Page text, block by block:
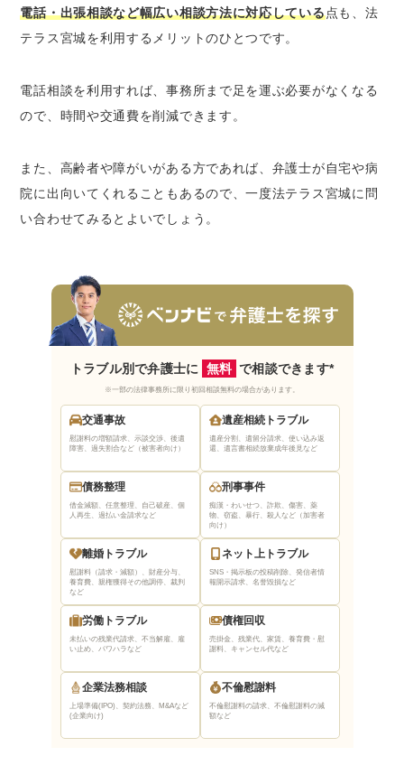
電話・出張相談など幅広い相談方法に対応している点も、法
テラス宮城を利用するメリットのひとつです。
電話相談を利用すれば、事務所まで足を運ぶ必要がなくなる
ので、時間や交通費を削減できます。
また、高齢者や障がいがある方であれば、弁護士が自宅や病
院に出向いてくれることもあるので、一度法テラス宮城に問
い合わせてみるとよいでしょう。
トラブル別で弁護士に 無料 で相談できます*
※一部の法律事務所に限り初回相談無料の場合があります。
交通事故
慰謝料の増額請求、示談交渉、後遺
障害、過失割合など（被害者向け）
遺産相続トラブル
遺産分割、遺留分請求、使い込み返
還、遺言書相続放棄成年後見など
債務整理
借金減額、任意整理、自己破産、個
人再生、過払い金請求など
刑事事件
痴漢・わいせつ、詐欺、傷害、薬
物、窃盗、暴行、殺人など（加害者
向け）
離婚トラブル
慰謝料（請求・減額）、財産分与、
養育費、親権獲得その他調停、裁判
など
ネット上トラブル
SNS・掲示板の投稿削除、発信者情
報開示請求、名誉毀損など
労働トラブル
未払いの残業代請求、不当解雇、雇
い止め、パワハラなど
債権回収
売掛金、残業代、家賃、養育費・慰
謝料、キャンセル代など
企業法務相談
上場準備(IPO)、契約法務、M&Aなど
(企業向け)
不倫慰謝料
不倫慰謝料の請求、不倫慰謝料の減
額など